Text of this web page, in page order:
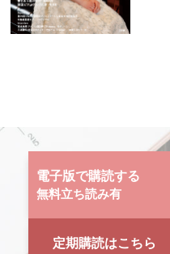
電子版で購読する
無料立ち読み有
定期購読はこちら